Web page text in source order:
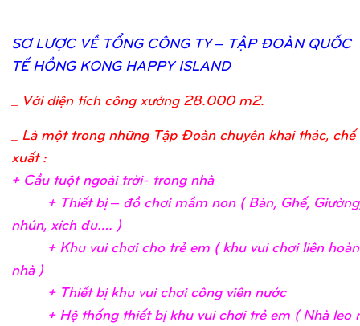
SƠLƯỢC VỀTỔNG CÔNG TY – TẬP ĐOÀN QUỐC
TẾHỒNG KONG HAPPY ISLAND
Với diện tích công xưởng 28.000 m2.
_ Là một trong những Tập Đoàn chuyên khai thác, chế
xuất :
+ Cầu tuột ngoài trời- trong nhà
+ Thiết bị– đồchơi mầm non ( Bàn, Ghế, Giườ
nhún, xích đu…. )
+ Khu vui chơi cho trẻem ( khu vui chơi liên
nhà )
+ Thiết bịkhu vui chơi công viên nước
+ Hệthống thiết bịkhu vui chơi trẻem ( Nhà leo